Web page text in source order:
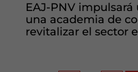
EAJ-PNV impulsará
una academia de
revitalizar el sector